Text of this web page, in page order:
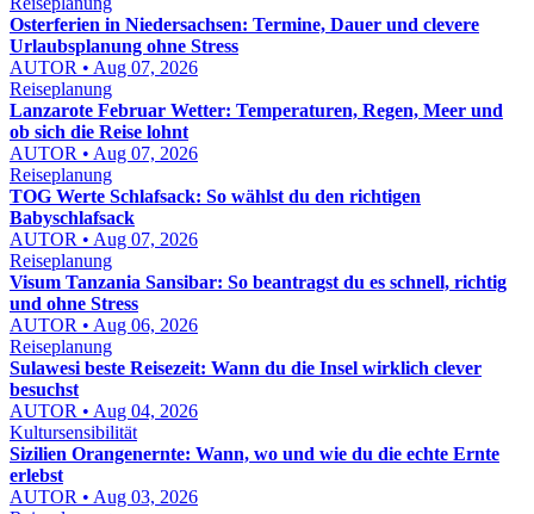
Osterferien in Niedersachsen: Termine, Dauer und clevere
Urlaubsplanung ohne Stress
AUTOR • Aug 07, 2026
Reiseplanung
Lanzarote Februar Wetter: Temperaturen, Regen, Meer und
ob sich die Reise lohnt
AUTOR • Aug 07, 2026
Reiseplanung
TOG Werte Schlafsack: So wählst du den richtigen
Babyschlafsack
AUTOR • Aug 07, 2026
Reiseplanung
Visum Tanzania Sansibar: So beantragst du es schnell, richtig
und ohne Stress
AUTOR • Aug 06, 2026
Reiseplanung
Sulawesi beste Reisezeit: Wann du die Insel wirklich clever
besuchst
AUTOR • Aug 04, 2026
Kultursensibilität
Sizilien Orangenernte: Wann, wo und wie du die echte Ernte
erlebst
AUTOR • Aug 03, 2026